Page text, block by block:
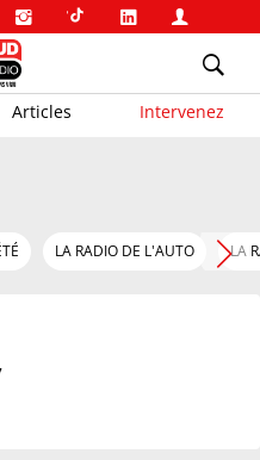
Articles Intervenez
LA RADIO DE L'AUTO LA